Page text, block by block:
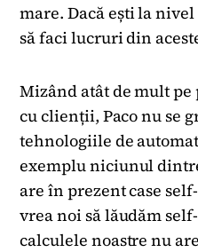
mare. Dacă ești la
să faci lucruri din
Mizând atât de mult
cu clienții, Paco nu se
tehnologiile de
exemplu niciunul
are în prezent case
vrea noi să lăudăm
calculele noastre nu